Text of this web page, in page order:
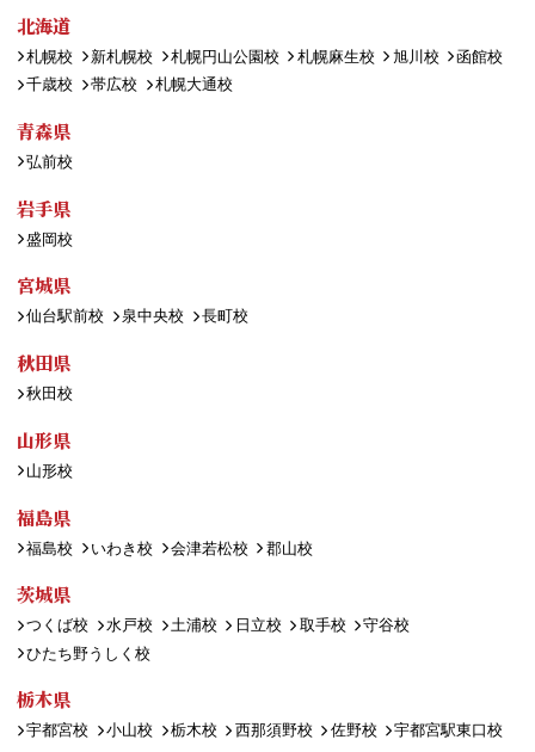
北海道
札幌校 新札幌校 札幌円山公園校 札幌麻生校 旭川校
函館校
千歳校
帯広校 札幌大通校
青森県
弘前校
岩手県
盛岡校
宮城県
仙台駅前校 泉中央校 長町校
秋田県
秋田校
山形県
山形校
福島県
福島校 いわき校 会津若松校 郡山校
茨城県
つくば校 水戸校 土浦校 日立校 取手校
守谷校
ひたち野うしく校
栃木県
宇都宮校 小山校 栃木校 西那須野校 佐野校 宇都宮駅東口校